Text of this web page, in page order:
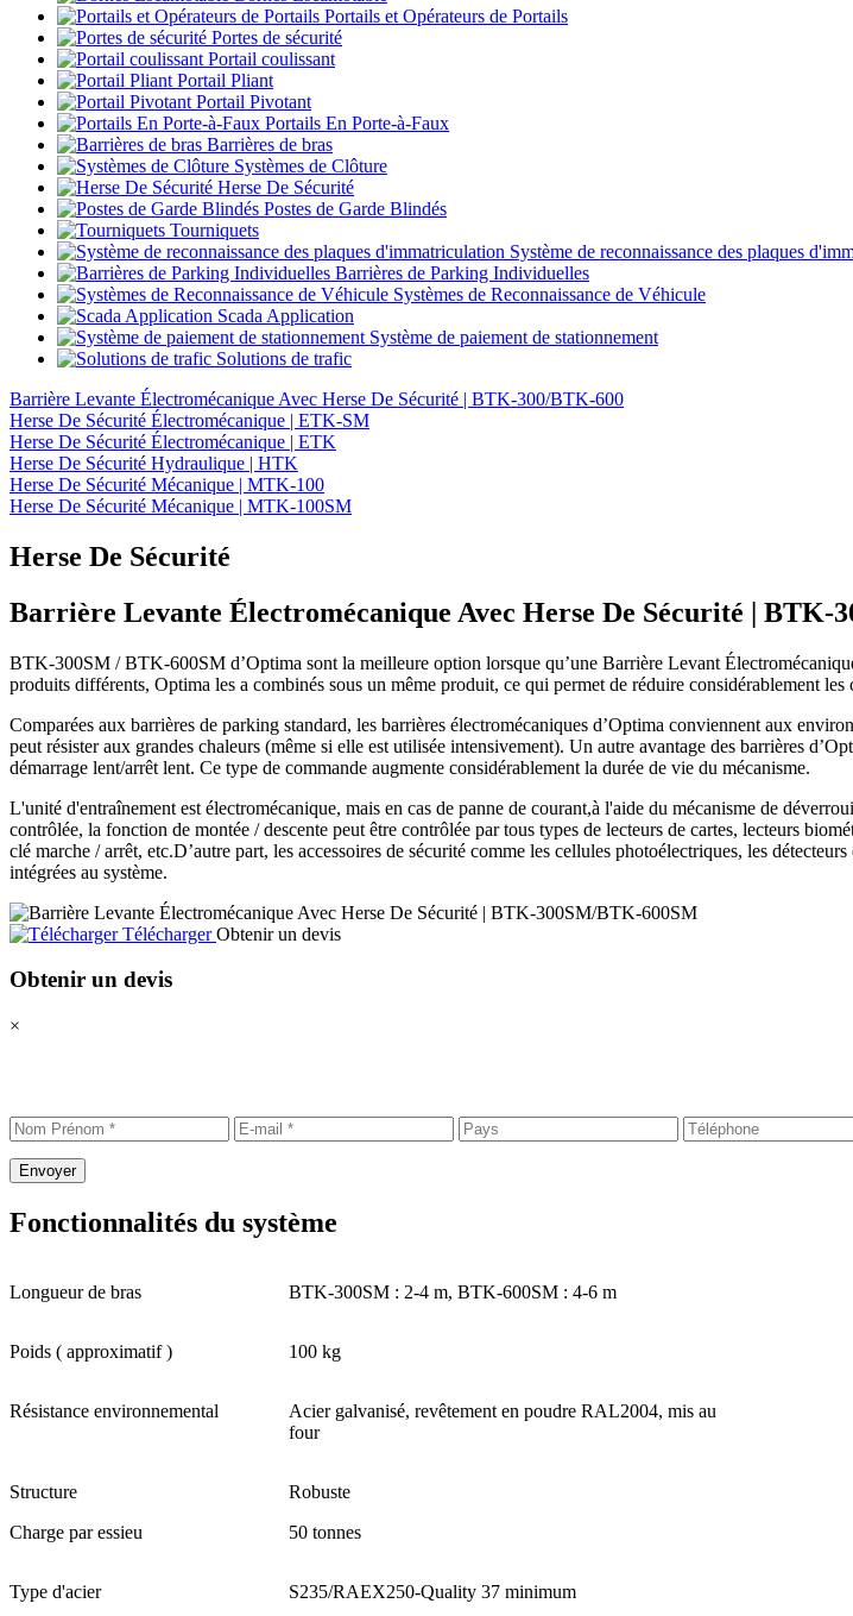
Portails et Opérateurs de Portails
Portes de sécurité
Portail coulissant
Portail Pliant
Portail Pivotant
Portails En Porte-à-Faux
Barrières de bras
Systèmes de Clôture
Herse De Sécurité
Postes de Garde Blindés
Tourniquets
Système de reconnaissance des plaques
Barrières de Parking Individuelles
Systèmes de Reconnaissance de Véhicule
Scada Application
Système de paiement de stationnement
Solutions de trafic
Barrière Levante Électromécanique Avec Herse De Sécurité | BTK-300/BTK-600
Herse De Sécurité Électromécanique | ETK-SM
Herse De Sécurité Électromécanique | ETK
Herse De Sécurité Hydraulique | HTK
Herse De Sécurité Mécanique | MTK-100
Herse De Sécurité Mécanique | MTK-100SM
Herse De Sécurité
Barrière Levante Électromécanique Avec Herse De Sécurité | BTK-
BTK-300SM / BTK-600SM d’Optima sont la meilleure option lorsque qu’une Barrière Levant
produits différents, Optima les a combinés sous un même produit, ce qui permet de réduire considérablement les
Comparées aux barrières de parking standard, les barrières électromécaniques d’Optima conviennent aux
peut résister aux grandes chaleurs (même si elle est utilisée intensivement). Un autre avantage des barrières
démarrage lent/arrêt lent. Ce type de commande augmente considérablement la durée de vie du mécanisme.
L'unité d'entraînement est électromécanique, mais en cas de panne de courant,à l'aide du mécanisme de
contrôlée, la fonction de montée / descente peut être contrôlée par tous types de lecteurs de cartes, lecteurs
clé marche / arrêt, etc.D’autre part, les accessoires de sécurité comme les cellules photoélectriques, les
intégrées au système.
TéléchargerObtenir un devis
Obtenir un devis
×
Envoyer
Fonctionnalités du système
Longueur de bras BTK-300SM : 2-4 m, BTK-600SM : 4-6 m
Poids ( approximatif ) 100 kg
Résistance environnemental
Acier galvanisé, revêtement en poudre RAL2004, mis au
four
Structure
Charge par essieu
Robuste
50 tonnes
Type d'acier S235/RAEX250-Quality 37 minimum